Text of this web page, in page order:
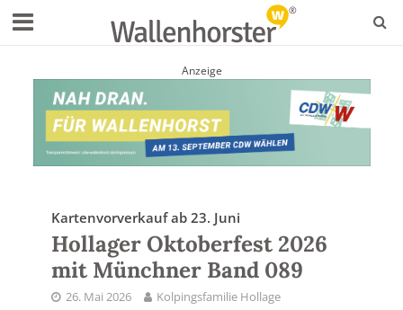
Anzeige
Kartenvorverkauf ab 23. Juni
Hollager Oktoberfest 2026
mit Münchner Band 089
26. Mai 2026
Kolpingsfamilie Hollage